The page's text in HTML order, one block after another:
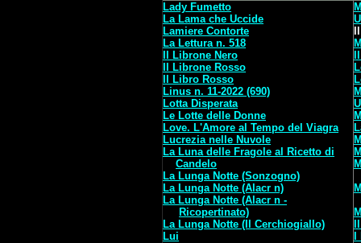
Lady Fumetto
La Lama che Uccide
Lamiere Contorte
La Lettura n. 518
Il Librone Nero
Il Librone Rosso
Il Libro Rosso
Linus n. 11-2022 (690)
Lotta Disperata
Le Lotte delle Donne
Love. L'Amore al Tempo del Viagra
Lucrezia nelle Nuvole
La Luna delle Fragole al Ricetto di
Candelo
La Lunga Notte (Sonzogno)
La Lunga Notte (Alacr n)
La Lunga Notte (Alacr n -
Ricopertinato)
La Lunga Notte (Il Cerchiogiallo)
Lui